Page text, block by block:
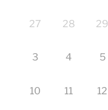
27 28 29
3 4 5
10 11 12